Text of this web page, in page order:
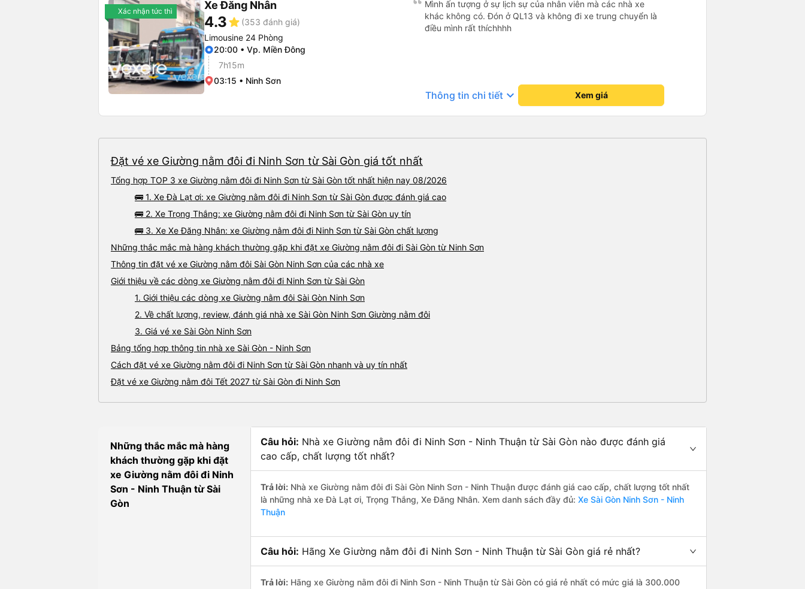
êm và quẹo cua cẩn thận chậm rãi hơn mấy xe khác nhiều !
Đi trong sương mù mấy chặng đường mà ok hết sức ! Xe
không lạng lách đánh võng chút nào. Qua mỗi trạm tài xế
dalat ơi dài dài nha ! Xe sạch sẽ thơm tho nha mọi người!
Mền còn thơm mùi comfort nữa, xe chú còn dán hello kitty
siêu dễ xương luôn !!! Thiệt khen hong hết lời luôn á !!! 💛
xúc động quá ! 🥹
Xác nhận tức thì Xe Đăng Nhân
4.3star (353 đánh giá)
Limousine 24 Phòng
20:00 • Vp. Miền Đông
7h15m
03:15 • Ninh Sơn
Mình ấn tượng ở sự lịch sự của nhân viên mà các nhà xe
khác không có. Đón ở QL13 và không đi xe trung chuyển là
điều mình rất thíchhhh
Thông tin chi tiết keyboard_arrow_down Xem giá
Đặt vé xe Giường nằm đôi đi Ninh Sơn từ Sài Gòn giá tốt nhất
Tổng hợp TOP 3 xe Giường nằm đôi đi Ninh Sơn từ Sài Gòn tốt nhất hiện nay 08/2026
🚌 1. Xe Đà Lạt ơi: xe Giường nằm đôi đi Ninh Sơn từ Sài Gòn được đánh giá cao
🚌 2. Xe Trọng Thắng: xe Giường nằm đôi đi Ninh Sơn từ Sài Gòn uy tín
🚌 3. Xe Xe Đăng Nhân: xe Giường nằm đôi đi Ninh Sơn từ Sài Gòn chất lượng
Những thắc mắc mà hàng khách thường gặp khi đặt xe Giường nằm đôi đi Sài Gòn từ Ninh Sơn
Thông tin đặt vé xe Giường nằm đôi Sài Gòn Ninh Sơn của các nhà xe
Giới thiệu về các dòng xe Giường nằm đôi đi Ninh Sơn từ Sài Gòn
1. Giới thiệu các dòng xe Giường nằm đôi Sài Gòn Ninh Sơn
2. Về chất lượng, review, đánh giá nhà xe Sài Gòn Ninh Sơn Giường nằm đôi
3. Giá vé xe Sài Gòn Ninh Sơn
Bảng tổng hợp thông tin nhà xe Sài Gòn - Ninh Sơn
Cách đặt vé xe Giường nằm đôi đi Ninh Sơn từ Sài Gòn nhanh và uy tín nhất
Đặt vé xe Giường nằm đôi Tết 2027 từ Sài Gòn đi Ninh Sơn
Những thắc mắc mà hàng
khách thường gặp khi đặt
xe Giường nằm đôi đi Ninh
Sơn - Ninh Thuận từ Sài
Gòn
Câu hỏi: Nhà xe Giường nằm đôi đi Ninh Sơn - Ninh Thuận từ Sài Gòn nào được đánh giá
cao cấp, chất lượng tốt nhất?
Trả lời: Nhà xe Giường nằm đôi đi Sài Gòn Ninh Sơn - Ninh Thuận được đánh giá cao cấp, chất lượng tốt nhất
là những nhà xe Đà Lạt ơi, Trọng Thắng, Xe Đăng Nhân. Xem danh sách đầy đủ: Xe Sài Gòn Ninh Sơn - Ninh
Thuận
Câu hỏi: Hãng Xe Giường nằm đôi đi Ninh Sơn - Ninh Thuận từ Sài Gòn giá rẻ nhất?
Trả lời: Hãng xe Giường nằm đôi đi Ninh Sơn - Ninh Thuận từ Sài Gòn có giá rẻ nhất có mức giá là 300.000